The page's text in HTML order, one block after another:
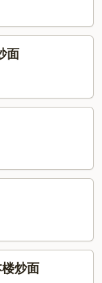
面
炒面